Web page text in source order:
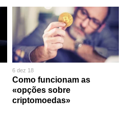
6 dez 18
Como funcionam as
«opções sobre
criptomoedas»